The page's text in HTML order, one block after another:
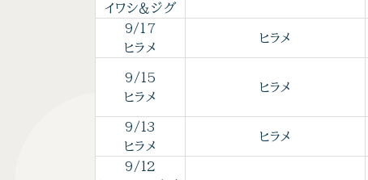
イワシ＆ジグ
9/17
ヒラメ
ヒラメ
9/15
ヒラメ
ヒラメ
9/13
ヒラメ
ヒラメ
9/12